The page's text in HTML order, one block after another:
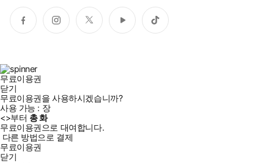
페
이
인
스
트
위
유
튜
틱
톡
무료이용권
닫기
무료이용권을 사용하시겠습니까?
사용 가능 : 장
<>부터 총화
무료이용권으로 대여합니다.
다른 방법으로 결제
무료이용권
닫기